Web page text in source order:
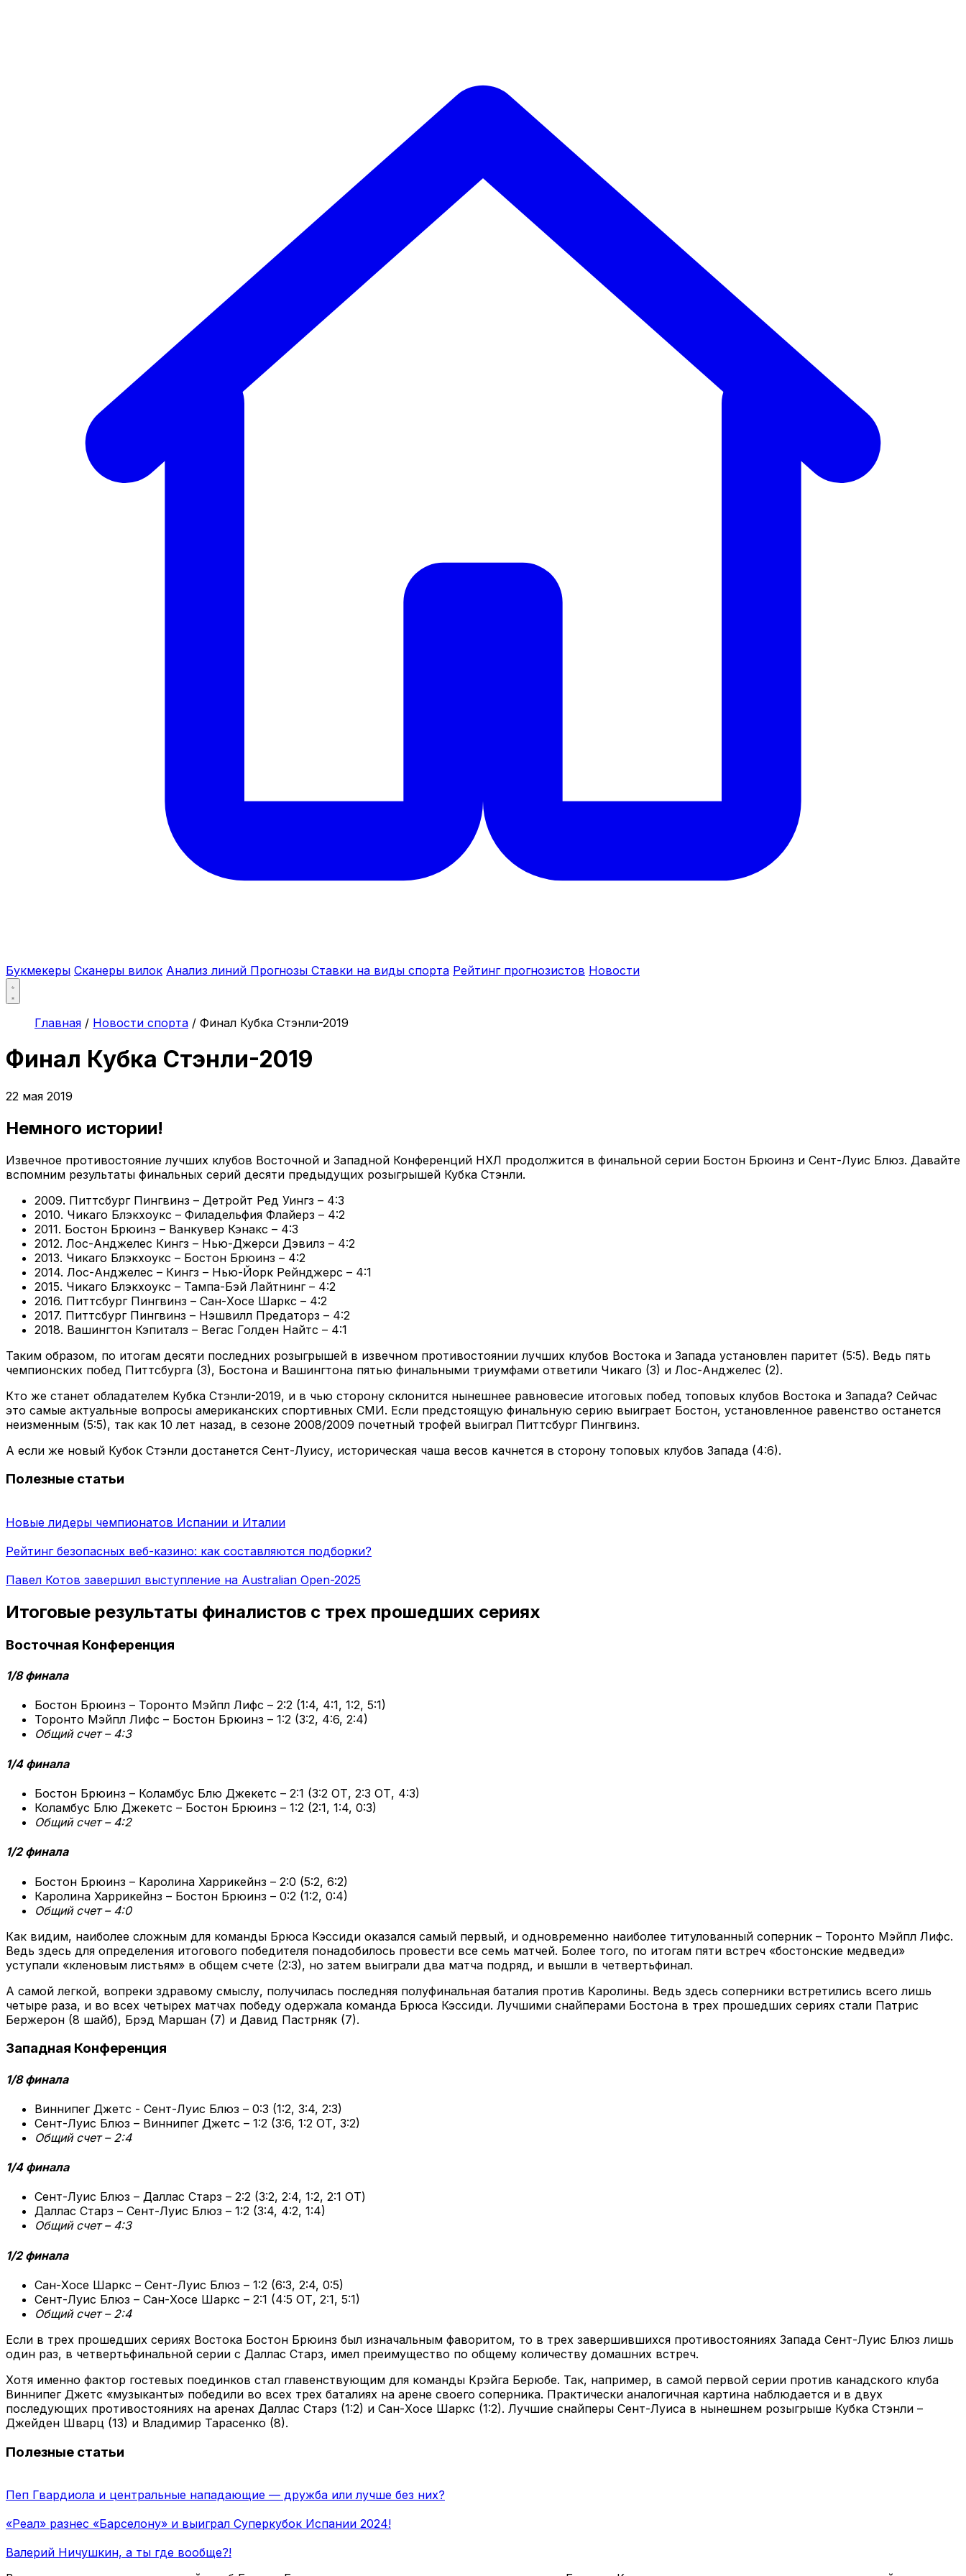
Букмекеры Сканеры вилок Анализ линий Прогнозы Ставки на виды спорта Рейтинг прогнозистов Новости
Главная / Новости спорта / Финал Кубка Стэнли-2019
Финал Кубка Стэнли-2019
22 мая 2019
Немного истории!
Извечное противостояние лучших клубов Восточной и Западной Конференций НХЛ продолжится в финальной серии Бостон Брюинз и Сент-Луис Блюз. Давайте
вспомним результаты финальных серий десяти предыдущих розыгрышей Кубка Стэнли.
2009. Питтсбург Пингвинз – Детройт Ред Уингз – 4:3
2010. Чикаго Блэкхоукс – Филадельфия Флайерз – 4:2
2011. Бостон Брюинз – Ванкувер Кэнакс – 4:3
2012. Лос-Анджелес Кингз – Нью-Джерси Дэвилз – 4:2
2013. Чикаго Блэкхоукс – Бостон Брюинз – 4:2
2014. Лос-Анджелес – Кингз – Нью-Йорк Рейнджерс – 4:1
2015. Чикаго Блэкхоукс – Тампа-Бэй Лайтнинг – 4:2
2016. Питтсбург Пингвинз – Сан-Хосе Шаркс – 4:2
2017. Питтсбург Пингвинз – Нэшвилл Предаторз – 4:2
2018. Вашингтон Кэпиталз – Вегас Голден Найтс – 4:1
Таким образом, по итогам десяти последних розыгрышей в извечном противостоянии лучших клубов Востока и Запада установлен паритет (5:5). Ведь пять
чемпионских побед Питтсбурга (3), Бостона и Вашингтона пятью финальными триумфами ответили Чикаго (3) и Лос-Анджелес (2).
Кто же станет обладателем Кубка Стэнли-2019, и в чью сторону склонится нынешнее равновесие итоговых побед топовых клубов Востока и Запада? Сейчас
это самые актуальные вопросы американских спортивных СМИ. Если предстоящую финальную серию выиграет Бостон, установленное равенство останется
неизменным (5:5), так как 10 лет назад, в сезоне 2008/2009 почетный трофей выиграл Питтсбург Пингвинз.
А если же новый Кубок Стэнли достанется Сент-Луису, историческая чаша весов качнется в сторону топовых клубов Запада (4:6).
Полезные статьи
Новые лидеры чемпионатов Испании и Италии
Рейтинг безопасных веб-казино: как составляются подборки?
Павел Котов завершил выступление на Australian Open-2025
Итоговые результаты финалистов с трех прошедших сериях
Восточная Конференция
1/8 финала
Бостон Брюинз – Торонто Мэйпл Лифс – 2:2 (1:4, 4:1, 1:2, 5:1)
Торонто Мэйпл Лифс – Бостон Брюинз – 1:2 (3:2, 4:6, 2:4)
Общий счет – 4:3
1/4 финала
Бостон Брюинз – Коламбус Блю Джекетс – 2:1 (3:2 ОТ, 2:3 ОТ, 4:3)
Коламбус Блю Джекетс – Бостон Брюинз – 1:2 (2:1, 1:4, 0:3)
Общий счет – 4:2
1/2 финала
Бостон Брюинз – Каролина Харрикейнз – 2:0 (5:2, 6:2)
Каролина Харрикейнз – Бостон Брюинз – 0:2 (1:2, 0:4)
Общий счет – 4:0
Как видим, наиболее сложным для команды Брюса Кэссиди оказался самый первый, и одновременно наиболее титулованный соперник – Торонто Мэйпл Лифс.
Ведь здесь для определения итогового победителя понадобилось провести все семь матчей. Более того, по итогам пяти встреч «бостонские медведи»
уступали «кленовым листьям» в общем счете (2:3), но затем выиграли два матча подряд, и вышли в четвертьфинал.
А самой легкой, вопреки здравому смыслу, получилась последняя полуфинальная баталия против Каролины. Ведь здесь соперники встретились всего лишь
четыре раза, и во всех четырех матчах победу одержала команда Брюса Кэссиди. Лучшими снайперами Бостона в трех прошедших сериях стали Патрис
Бержерон (8 шайб), Брэд Маршан (7) и Давид Пастрняк (7).
Западная Конференция
1/8 финала
Виннипег Джетс - Сент-Луис Блюз – 0:3 (1:2, 3:4, 2:3)
Сент-Луис Блюз – Виннипег Джетс – 1:2 (3:6, 1:2 ОТ, 3:2)
Общий счет – 2:4
1/4 финала
Сент-Луис Блюз – Даллас Старз – 2:2 (3:2, 2:4, 1:2, 2:1 ОТ)
Даллас Старз – Сент-Луис Блюз – 1:2 (3:4, 4:2, 1:4)
Общий счет – 4:3
1/2 финала
Сан-Хосе Шаркс – Сент-Луис Блюз – 1:2 (6:3, 2:4, 0:5)
Сент-Луис Блюз – Сан-Хосе Шаркс – 2:1 (4:5 ОТ, 2:1, 5:1)
Общий счет – 2:4
Если в трех прошедших сериях Востока Бостон Брюинз был изначальным фаворитом, то в трех завершившихся противостояниях Запада Сент-Луис Блюз лишь
один раз, в четвертьфинальной серии с Даллас Старз, имел преимущество по общему количеству домашних встреч.
Хотя именно фактор гостевых поединков стал главенствующим для команды Крэйга Берюбе. Так, например, в самой первой серии против канадского клуба
Виннипег Джетс «музыканты» победили во всех трех баталиях на арене своего соперника. Практически аналогичная картина наблюдается и в двух
последующих противостояниях на аренах Даллас Старз (1:2) и Сан-Хосе Шаркс (1:2). Лучшие снайперы Сент-Луиса в нынешнем розыгрыше Кубка Стэнли –
Джейден Шварц (13) и Владимир Тарасенко (8).
Полезные статьи
Пеп Гвардиола и центральные нападающие — дружба или лучше без них?
«Реал» разнес «Барселону» и выиграл Суперкубок Испании 2024!
Валерий Ничушкин, а ты где вообще?!